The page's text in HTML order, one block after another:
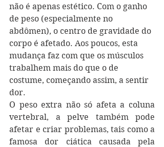
não é apenas estético. Com o ganho
de peso (especialmente no
abdômen), o centro de gravidade do
corpo é afetado. Aos poucos, esta
mudança faz com que os músculos
trabalhem mais do que o de
costume, começando assim, a sentir
dor.
O peso extra não só afeta a coluna
vertebral, a pelve também pode
afetar e criar problemas, tais como a
famosa dor ciática causada pela